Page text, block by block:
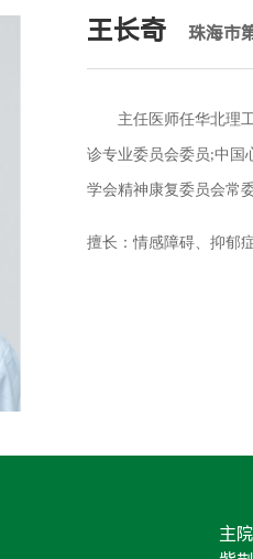
王长奇 珠海市
主任医师任华北理
诊专业委员会委员;中国
学会精神康复委员会常
擅长：情感障碍、抑郁
主